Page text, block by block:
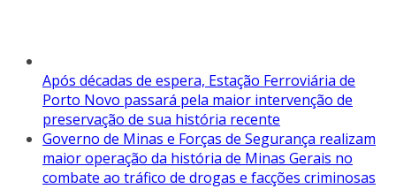
Após décadas de espera, Estação Ferroviária de
Porto Novo passará pela maior intervenção de
preservação de sua história recente
Governo de Minas e Forças de Segurança realizam
maior operação da história de Minas Gerais no
combate ao tráfico de drogas e facções criminosas